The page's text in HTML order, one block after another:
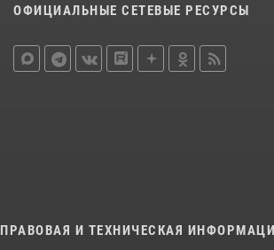
ОФИЦИАЛЬНЫЕ СЕТЕВЫЕ РЕСУРСЫ
ПРАВОВАЯ И ТЕХНИЧЕСКАЯ